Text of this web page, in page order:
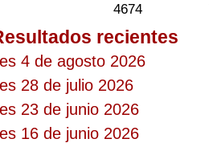
4674
recientes
4 de agosto 2026
28 de julio 2026
23 de junio 2026
16 de junio 2026